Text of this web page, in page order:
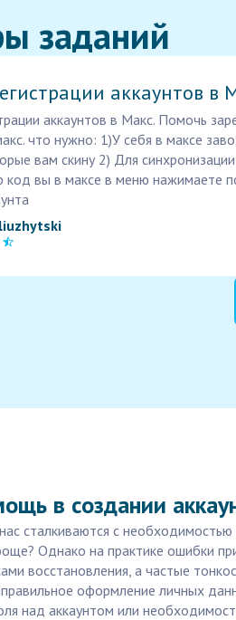
заданий
аккаунтов в
аккаунтов в Макс. Помочь
что нужно: 1)У себя в максе
вам скину 2) Для
код вы в максе в меню нажимаете
в создании
сталкиваются с
Однако на практике ошибки
восстановления, а частые
оформление личных
над аккаунтом или